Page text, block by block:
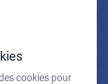
cookies pour